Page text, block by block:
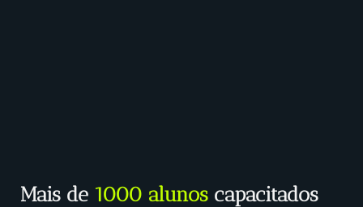
Mais de 1000 alunos capacitados